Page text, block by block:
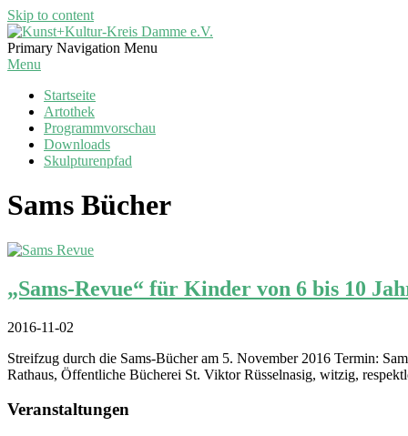
Skip to content
Kunst+Kultur-
Kreis
Primary Navigation Menu
Menu
Startseite
Artothek
Programmvorschau
Downloads
Skulpturenpfad
Sams Bücher
„Sams-Revue“ für Kinder von 6 bis 10
2016-11-02
Streifzug durch die Sams-Bücher am 5. November 2016 Termin:
Rathaus, Öffentliche Bücherei St. Viktor Rüsselnasig, witzig,
Veranstaltungen